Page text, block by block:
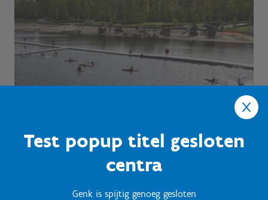
Test popup titel gesloten
centra
Genk is spijtig genoeg gesloten